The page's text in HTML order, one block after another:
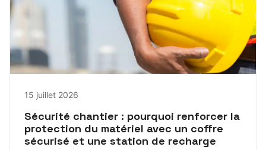
15 juillet 2026
Sécurité chantier : pourquoi renforcer la
protection du matériel avec un coffre
sécurisé et une station de recharge